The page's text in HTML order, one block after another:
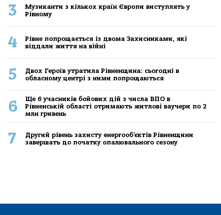
3
Музиканти з кількох країн Європи виступлять у
Рівному
4
Рівне попрощається із двома Захисниками, які
віддали життя на війні
5
Двох Героїв утратила Рівненщина: сьогодні в
обласному центрі з ними попрощаються
6
Ще 6 учасників бойових дій з числа ВПО в
Рівненській області отримають житлові ваучери по 2
млн гривень
7
Другий рівень захисту енергооб’єктів Рівненщини
завершать до початку опалювального сезону